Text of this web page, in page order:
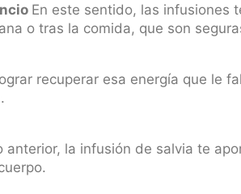
En este sentido, las infusiones
o tras la comida, que son
recuperar esa energía que le
anterior, la infusión de salvia te